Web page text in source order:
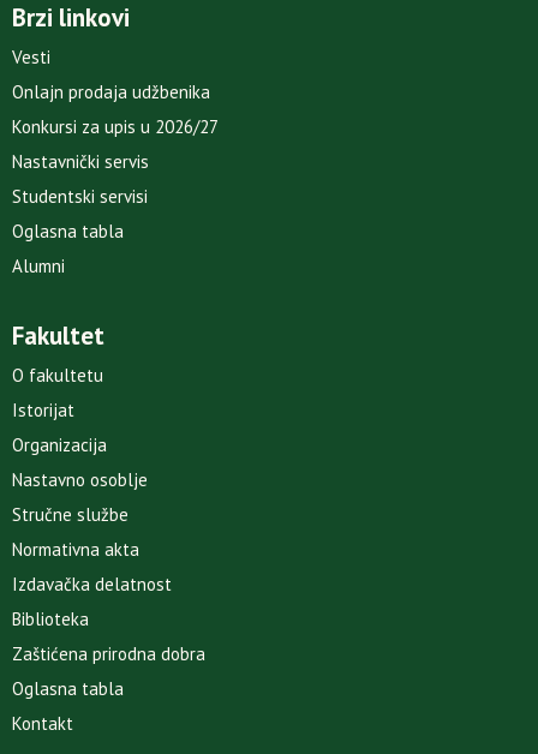
Brzi linkovi
Vesti
Onlajn prodaja udžbenika
Konkursi za upis u 2026/27
Nastavnički servis
Studentski servisi
Oglasna tabla
Alumni
Fakultet
O fakultetu
Istorijat
Organizacija
Nastavno osoblje
Stručne službe
Normativna akta
Izdavačka delatnost
Biblioteka
Zaštićena prirodna dobra
Oglasna tabla
Kontakt